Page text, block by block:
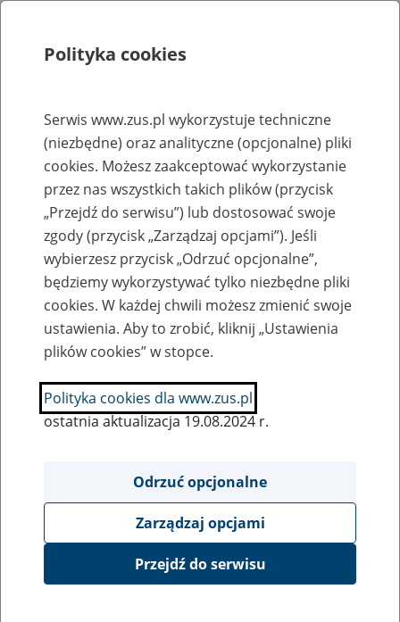
Rejestry, ewidencje i archiwa
Baza zlikwidowanych lub
przekształconych zakładów pracy
Nazwa zakładu pracy:
SZUKAJ
Ukryj wszystkie pozycje bazy
Zakład Produkcyjno-Handlowy
Polityka cookies
Serwis www.zus.pl wykorzystuje techniczne
(niezbędne) oraz analityczne (opcjonalne) pliki
cookies. Możesz zaakceptować wykorzystanie
przez nas wszystkich takich plików (przycisk
„Przejdź do serwisu”) lub dostosować swoje
zgody (przycisk „Zarządzaj opcjami”). Jeśli
wybierzesz przycisk „Odrzuć opcjonalne”,
będziemy wykorzystywać tylko niezbędne pliki
cookies. W każdej chwili możesz zmienić swoje
ustawienia. Aby to zrobić, kliknij „Ustawienia
plików cookies” w stopce.
Polityka cookies dla www.zus.pl
ostatnia aktualizacja 19.08.2024 r.
Odrzuć opcjonalne
Zarządzaj opcjami
Przejdź do serwisu